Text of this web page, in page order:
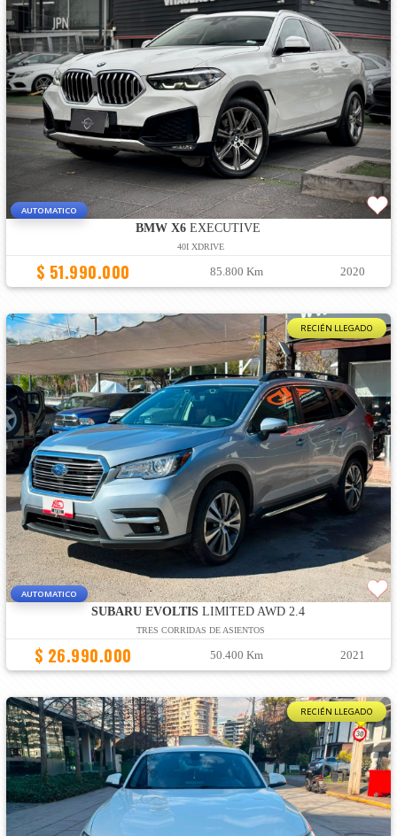
AUTOMATICO
BMW X6 EXECUTIVE
40I XDRIVE
$ 51.990.000 85.800 Km 2020
RECIÉN LLEGADO
AUTOMATICO
SUBARU EVOLTIS LIMITED AWD 2.4
TRES CORRIDAS DE ASIENTOS
$ 26.990.000 50.400 Km 2021
RECIÉN LLEGADO